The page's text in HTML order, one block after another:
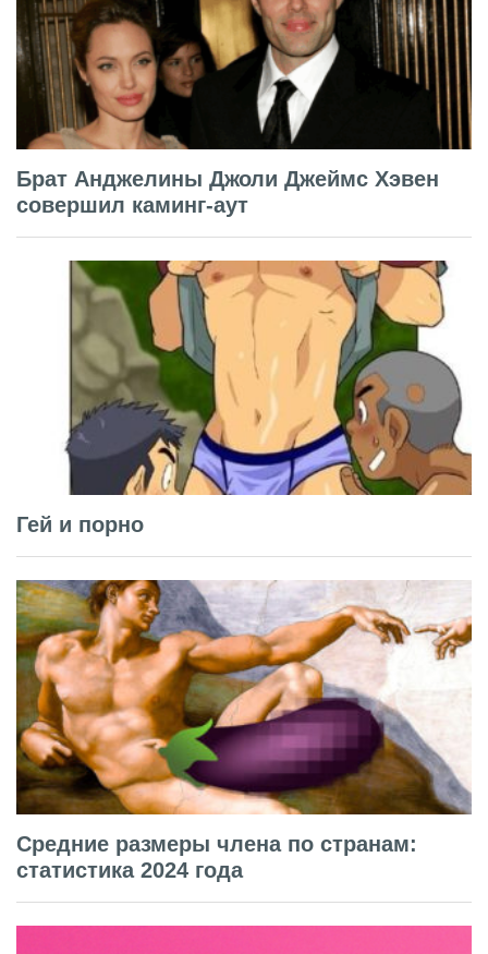
Брат Анджелины Джоли Джеймс Хэвен
совершил каминг-аут
Гей и порно
Средние размеры члена по странам:
статистика 2024 года